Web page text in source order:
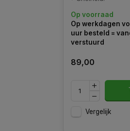
Op voorraad
Op werkdagen
uur besteld =
verstuurd
89,00
Vergelijk